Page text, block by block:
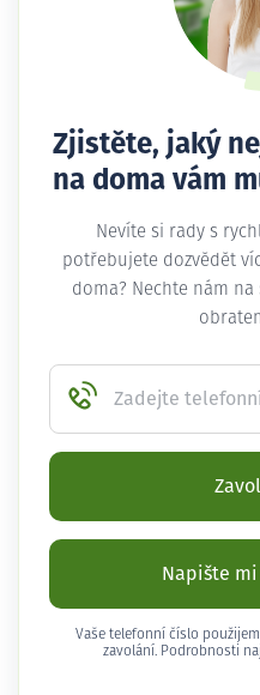
Zjistěte, jaký
na doma vám
Nevíte si rady s
potřebujete dozvědět
doma? Nechte nám
Zadejte
Napište mi
Vaše telefonní číslo
zavolání. Podrobnosti